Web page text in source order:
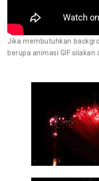
Jika membutuhkan
berupa animasi GIF silakan